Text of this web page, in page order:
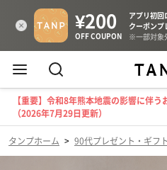
【重要】令和8年熊本地震の影響に伴
（2026年7月29日更新）
タンプホーム > 90代プレゼント・ギフト